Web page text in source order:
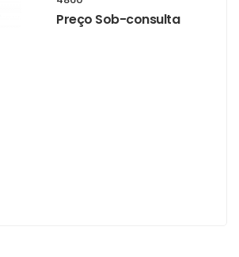
Preço Sob-consulta